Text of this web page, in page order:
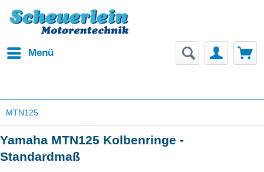
Menü
MTN125
Yamaha MTN125 Kolbenringe -
Standardmaß